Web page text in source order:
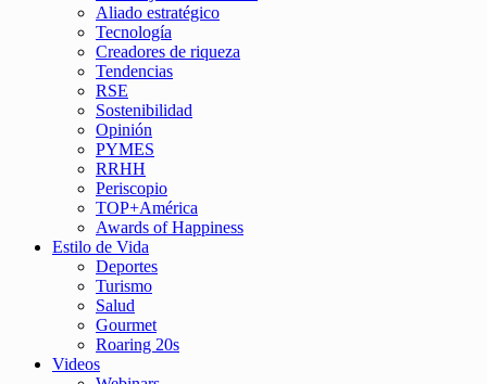
Aliado estratégico
Tecnología
Creadores de riqueza
Tendencias
RSE
Sostenibilidad
Opinión
PYMES
RRHH
Periscopio
TOP+América
Awards of Happiness
Estilo de Vida
Deportes
Turismo
Salud
Gourmet
Roaring 20s
Videos